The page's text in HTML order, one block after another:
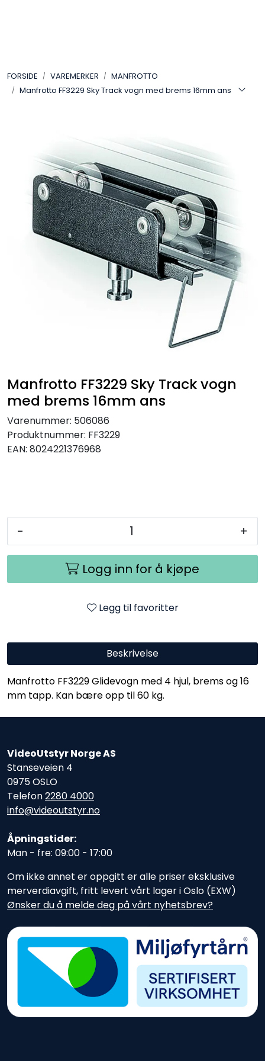
FORSIDE VAREMERKER
MANFROTTO
Manfrotto FF3229 Sky Track vogn med brems 16mm ans
Manfrotto FF3229 Sky Track vogn
med brems 16mm ans
Varenummer: 506086
Produktnummer: FF3229
EAN: 8024221376968
- +
Logg inn for å kjøpe
Legg til favoritter
Beskrivelse
Manfrotto FF3229 Glidevogn med 4 hjul, brems og 16
mm tapp. Kan bære opp til 60 kg.
VideoUtstyr Norge AS
Stanseveien 4
0975 OSLO
Telefon2280 4000
info@videoutstyr.no
Åpningstider:
Man - fre: 09:00 - 17:00
Om ikke annet er oppgitt er alle priser eksklusive
merverdiavgift, fritt levert vårt lager i Oslo (EXW)
Ønsker du å melde deg på vårt nyhetsbrev?
LYD
VAREMERKER
AKTUELT